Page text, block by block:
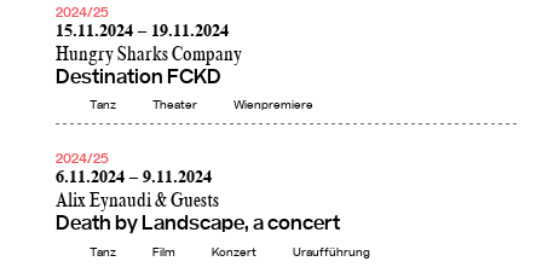
2024/25
15.11.2024 – 19.11.2024
Hungry Sharks Company
Destination FCKD
Tanz Theater Wienpremiere
2024/25
6.11.2024 – 9.11.2024
Alix Eynaudi & Guests
Death by Landscape, a concert
Tanz Film Konzert Uraufführung